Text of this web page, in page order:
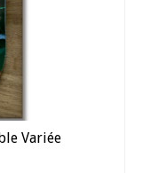
Variée